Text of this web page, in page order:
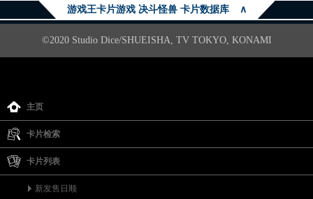
游戏王卡片游戏 决斗怪兽 卡片数据库 ∧
©2020 Studio Dice/SHUEISHA, TV TOKYO, KONAMI
主页
卡片检索
卡片列表
新发售日顺